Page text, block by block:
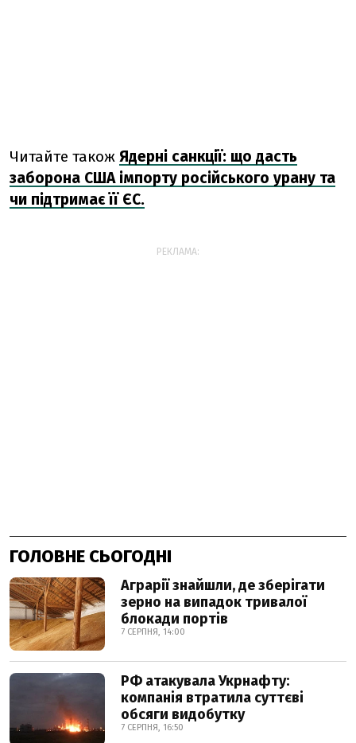
Читайте також Ядерні санкції: що дасть
заборона США імпорту російського урану та
чи підтримає її ЄС.
РЕКЛАМА:
ГОЛОВНЕ СЬОГОДНІ
Аграрії знайшли, де зберігати
зерно на випадок тривалої
блокади портів
7 СЕРПНЯ, 14:00
РФ атакувала Укрнафту:
компанія втратила суттєві
обсяги видобутку
7 СЕРПНЯ, 16:50